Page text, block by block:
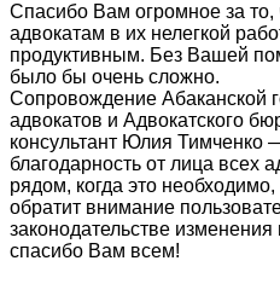
Спасибо Вам огромное за то,
адвокатам в их нелегкой
продуктивным. Без Вашей
было бы очень сложно.
Сопровождение Абаканской
адвокатов и Адвокатского
консультант Юлия Тимченко
благодарность от лица всех
рядом, когда это
обратит внимание
законодательстве
спасибо Вам всем!